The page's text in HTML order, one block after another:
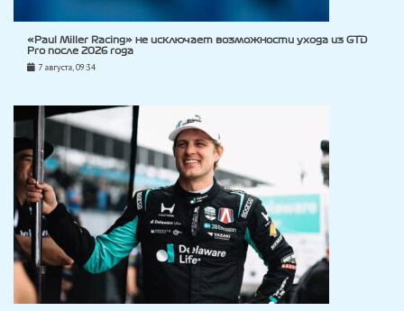
«Paul Miller Racing» не исключает возможности ухода из GTD
Pro после 2026 года
7 августа, 09:34